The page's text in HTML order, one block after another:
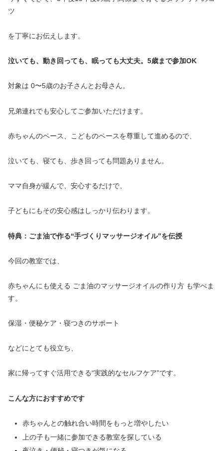
ツ
を丁寧にお伝えします。
泣いても、動き回っても、眠っても大丈夫。5歳まで参加OK
対象は 0〜5歳のお子さんとお母さん。
兄弟連れでも安心してご参加いただけます。
赤ちゃんのペース、こどものペースを尊重して進めるので、
泣いても、寝ても、歩き回っても問題ありません。
ママ自身が緩んで、安心するだけで、
子どもにもその安心感はしっかり伝わります。
特典：ごま油で作る“手づくりマッサージオイル”を伝授
今回の教室では、
赤ちゃんにも使える ごま油のマッサージオイルの作り方 も学べま
す。
保湿・便秘ケア・寝つきのサポート
などにとても役立ち、
家に帰ってすぐ活用できる“実践的なセルフケア”です。
こんな方におすすめです
赤ちゃんとの触れ合い時間をもっと増やしたい
上の子も一緒に参加できる教室を探している